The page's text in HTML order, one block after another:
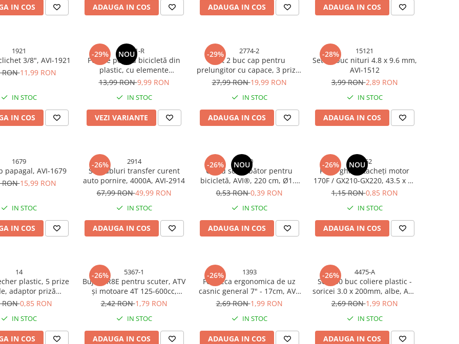
IN COS ADAUGA IN COS ADAUGA IN COS ADAUGA IN COS
1921
3/8", AVI-1921
RON11,99 RON
IN STOC
IN COS
-29% NOU
5441-R
Pedale pentru bicicletă din
plastic, cu elemente
reflectorizante, 10 x 9 cm,
13,99 RON9,99 RON
IN STOC
VEZI VARIANTE
-29% 2774-2
Set 2 buc cap pentru
prelungitor cu capace, 3 prize,
AVI-2774
27,99 RON19,99 RON
IN STOC
ADAUGA IN COS
-28% 15121
Set 50 buc nituri 4.8 x 9.6 mm,
AVI-1512
3,99 RON2,89 RON
IN STOC
ADAUGA IN COS
1679
papagal, AVI-1679
RON15,99 RON
IN STOC
IN COS
-26% 2914
Set cabluri transfer curent
auto pornire, 4000A, AVI-2914
67,99 RON49,99 RON
IN STOC
ADAUGA IN COS
-26% NOU10
Cablu schimbător pentru
bicicletă, AVI®, 220 cm, Ø1.2
mm, pentru transmisie
0,53 RON0,39 RON
IN STOC
ADAUGA IN COS
-26% NOU4962
Placă ghidaj tacheți motor
170F / GX210-GX220, 43.5 x 38
mm, cu decupaj lateral și
1,15 RON0,85 RON
IN STOC
ADAUGA IN COS
14
plastic, 5 prize
adaptor priză
AVI-14
RON0,85 RON
IN STOC
IN COS
-26% 5367-1
Bujie CR8E pentru scuter, ATV
și motoare 4T 125-600cc,
AVI®, performanță stabilă,
2,42 RON1,79 RON
IN STOC
ADAUGA IN COS
-26% 1393
Foarfeca ergonomica de uz
casnic general 7" - 17cm, AVI-
1393
2,69 RON1,99 RON
IN STOC
ADAUGA IN COS
-26% 4475-A
Set 100 buc coliere plastic -
soricei 3.0 x 200mm, albe, AVI-
4475
2,69 RON1,99 RON
IN STOC
ADAUGA IN COS